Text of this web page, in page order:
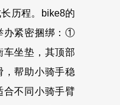
历程。bike8的
办紧密捆绑：①
车坐垫，其顶部
，帮助小骑手稳
不同小骑手臂